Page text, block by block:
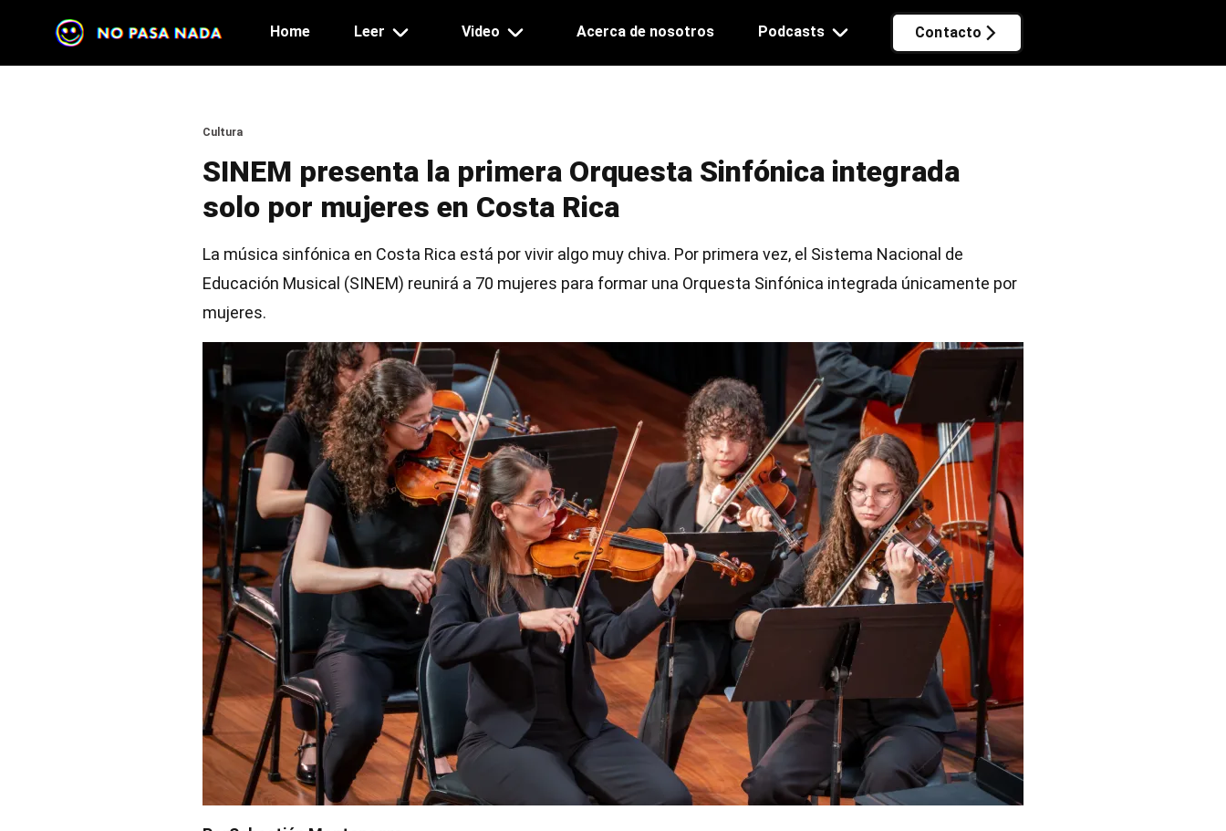
Main navigation
Home Leer Video Acerca de nosotros Podcasts Contacto
Section
Cultura
SINEM presenta la primera Orquesta Sinfónica integrada
solo por mujeres en Costa Rica
La música sinfónica en Costa Rica está por vivir algo muy chiva. Por primera vez, el Sistema Nacional de
Educación Musical (SINEM) reunirá a 70 mujeres para formar una Orquesta Sinfónica integrada únicamente por
mujeres.